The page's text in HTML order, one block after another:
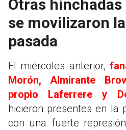
Otras hinchadas
se movilizaron
pasada
El miércoles anterior,
Morón, Almirante
propio Laferrere y
hicieron presentes en la
con una fuerte